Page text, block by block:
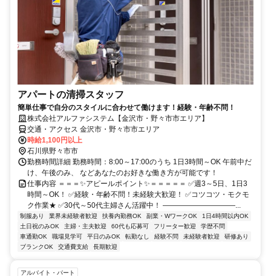
アパートの清掃スタッフ
簡単仕事で自分のスタイルに合わせて働けます！経験・年齢不問！
株式会社アルファシステム【金沢市・野々市市エリア】
交通・アクセス 金沢市・野々市市エリア
時給1,100円以上
石川県野々市市
勤務時間詳細 勤務時間：8:00～17:00のうち 1日3時間～OK 午前中だ
け、午後のみ、 などあなたのお好きな働き方が可能です！
仕事内容 ＝＝＝✨アピールポイント✨＝＝＝＝＝ ✅週3～5日、1日3
時間～OK！ ✅経験・年齢不問！未経験大歓迎！ ✅コツコツ・モクモ
ク作業★ ✅30代～50代主婦さん活躍中！ ――――――――――...
制服あり 業界未経験者歓迎 扶養内勤務OK 副業・WワークOK
1日4時間以内OK
土日祝のみOK
主婦・主夫歓迎 60代も応募可 フリーター歓迎
学歴不問
車通勤OK
職場見学可 平日のみOK 転勤なし 経験不問 未経験者歓迎
研修あり
ブランクOK
交通費支給 長期歓迎
アルバイト・パート